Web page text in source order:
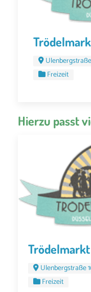
Freizeit
Hierzu passt
Ulenbergstraße
Freizeit